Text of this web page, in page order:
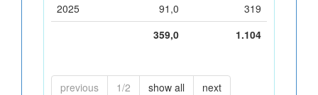
2025
91,0
319
359,0
1.104
previous 1/2 show all next